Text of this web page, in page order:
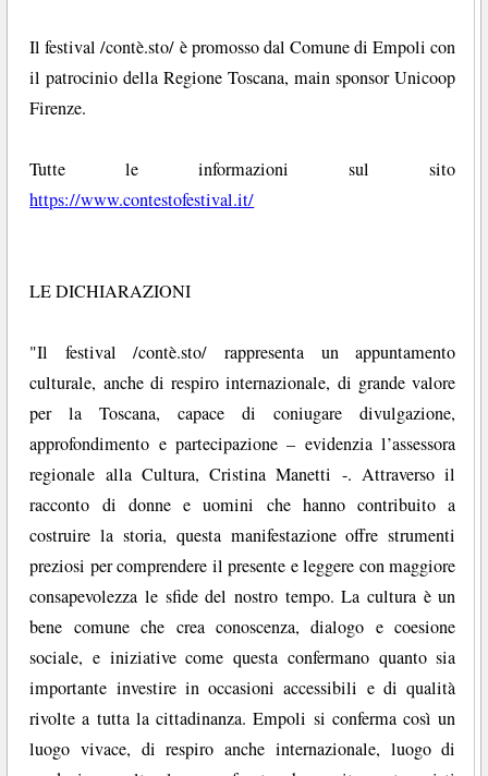
Il festival /contè.sto/ è promosso dal Comune di Empoli con
il patrocinio della Regione Toscana, main sponsor Unicoop
Firenze.
Tutte le informazioni sul sito
https://www.contestofestival.it/
LE DICHIARAZIONI
"Il festival /contè.sto/ rappresenta un appuntamento
culturale, anche di respiro internazionale, di grande valore
per la Toscana, capace di coniugare divulgazione,
approfondimento e partecipazione – evidenzia l’assessora
regionale alla Cultura, Cristina Manetti -. Attraverso il
racconto di donne e uomini che hanno contribuito a
costruire la storia, questa manifestazione offre strumenti
preziosi per comprendere il presente e leggere con maggiore
consapevolezza le sfide del nostro tempo. La cultura è un
bene comune che crea conoscenza, dialogo e coesione
sociale, e iniziative come questa confermano quanto sia
importante investire in occasioni accessibili e di qualità
rivolte a tutta la cittadinanza. Empoli si conferma così un
luogo vivace, di respiro anche internazionale, luogo di